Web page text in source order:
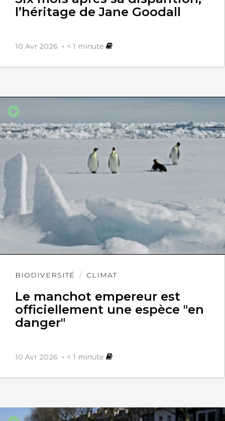
l’héritage de Jane Goodall
10 Avr 2026 < 1 minute
BIODIVERSITÉ CLIMAT
Le manchot empereur est
officiellement une espèce "en
danger"
10 Avr 2026 < 1 minute
Lire